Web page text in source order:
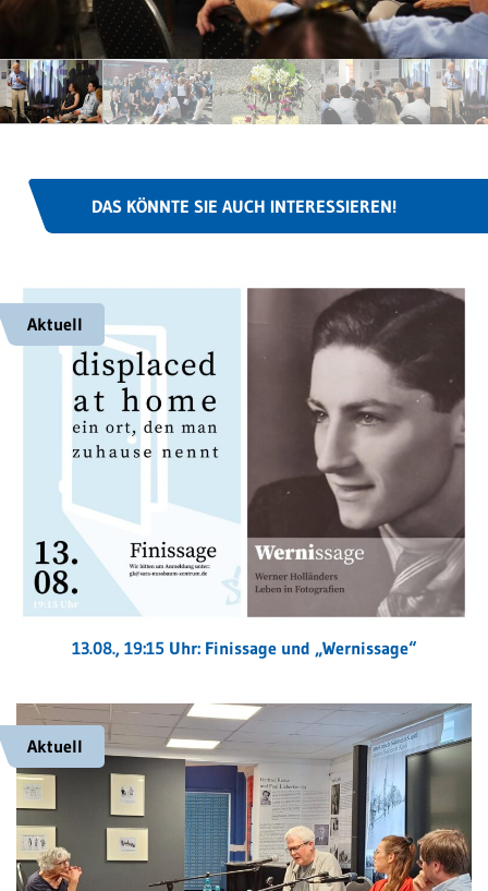
DAS KÖNNTE SIE AUCH INTERESSIEREN!
Aktuell
13.08., 19:15 Uhr: Finissage und „Wernissage“
Aktuell